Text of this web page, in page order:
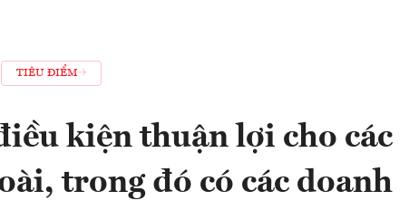
TIÊU ĐIỂM
kiện thuận lợi cho các
trong đó có các doanh